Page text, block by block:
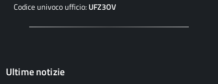
Codice univoco ufficio: UFZ3OV
Ultime notizie